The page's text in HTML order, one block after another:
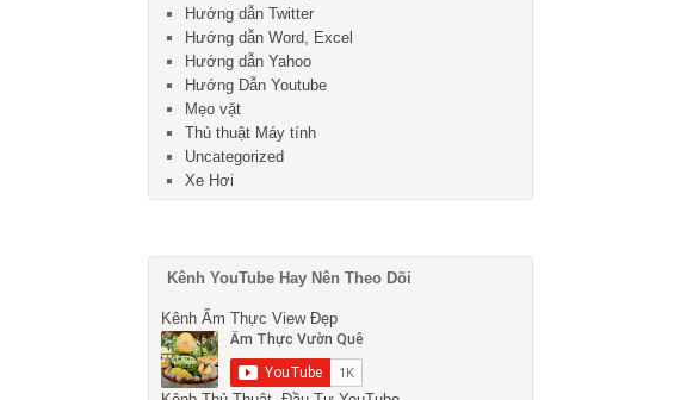
Hướng dẫn Twitter
Hướng dẫn Word, Excel
Hướng dẫn Yahoo
Hướng Dẫn Youtube
Mẹo vặt
Thủ thuật Máy tính
Uncategorized
Xe Hơi
Kênh YouTube Hay Nên Theo Dõi
Kênh Ẩm Thực View Đẹp